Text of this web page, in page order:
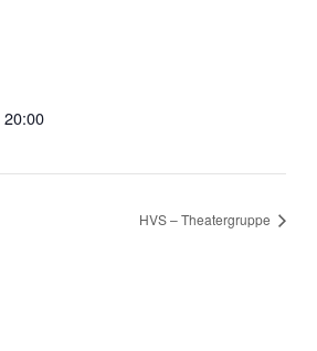
20:00
HVS – Theatergruppe